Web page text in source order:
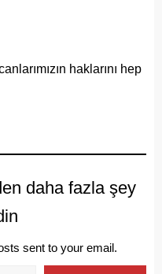
haklarını hep
daha fazla şey
sent to your email.